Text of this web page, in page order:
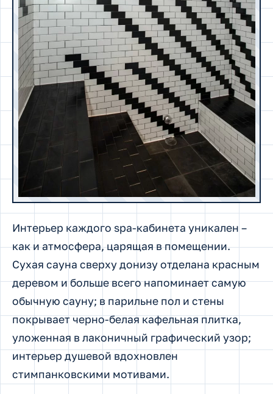
Интерьер каждого spa-кабинета уникален –
как и атмосфера, царящая в помещении.
Сухая сауна сверху донизу отделана красным
деревом и больше всего напоминает самую
обычную сауну; в парильне пол и стены
покрывает черно-белая кафельная плитка,
уложенная в лаконичный графический узор;
интерьер душевой вдохновлен
стимпанковскими мотивами.